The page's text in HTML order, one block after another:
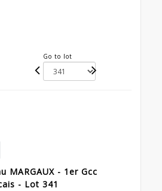
Go to lot
MARGAUX - 1er Gcc
- Lot 341